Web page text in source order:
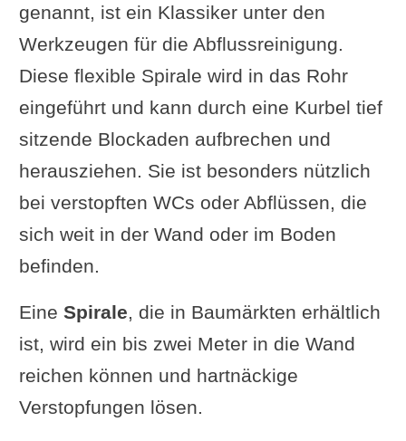
genannt, ist ein Klassiker unter den
Werkzeugen für die Abflussreinigung.
Diese flexible Spirale wird in das Rohr
eingeführt und kann durch eine Kurbel tief
sitzende Blockaden aufbrechen und
herausziehen. Sie ist besonders nützlich
bei verstopften WCs oder Abflüssen, die
sich weit in der Wand oder im Boden
befinden.
Eine Spirale, die in Baumärkten erhältlich
ist, wird ein bis zwei Meter in die Wand
reichen können und hartnäckige
Verstopfungen lösen.